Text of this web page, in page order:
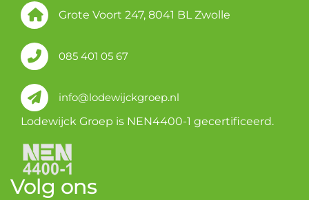
Grote Voort 247, 8041 BL Zwolle
085 401 05 67
info@lodewijckgroep.nl
Lodewijck Groep is NEN4400-1 gecertificeerd.
Volg ons